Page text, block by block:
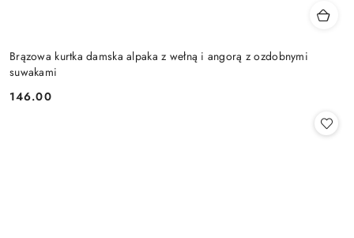
Brązowa kurtka damska alpaka z wełną i angorą z ozdobnymi
suwakami
Cena:
146.00